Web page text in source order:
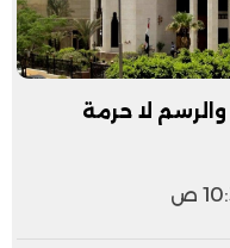
والرسم لا حرمة